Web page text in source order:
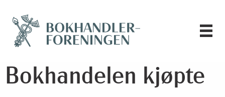
Bokhandelen kjøpte